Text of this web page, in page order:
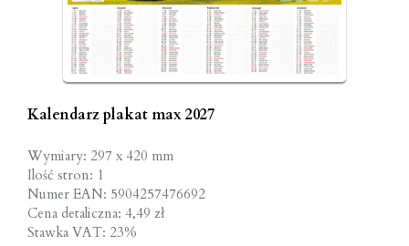
Kalendarz plakat max 2027
Wymiary: 297 x 420 mm
Ilość stron: 1
Numer EAN: 5904257476692
Cena detaliczna: 4,49 zł
Stawka VAT: 23%